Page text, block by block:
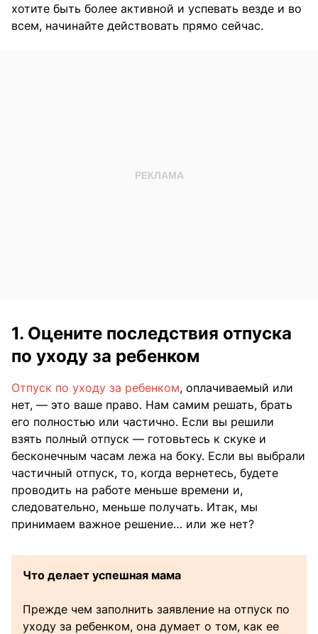
хотите быть более активной и успевать везде и во
всем, начинайте действовать прямо сейчас.
1. Оцените последствия отпуска
по уходу за ребенком
Отпуск по уходу за ребенком, оплачиваемый или
нет, — это ваше право. Нам самим решать, брать
его полностью или частично. Если вы решили
взять полный отпуск — готовьтесь к скуке и
бесконечным часам лежа на боку. Если вы выбрали
частичный отпуск, то, когда вернетесь, будете
проводить на работе меньше времени и,
следовательно, меньше получать. Итак, мы
принимаем важное решение… или же нет?
Что делает успешная мама
Прежде чем заполнить заявление на отпуск по
уходу за ребенком, она думает о том, как ее